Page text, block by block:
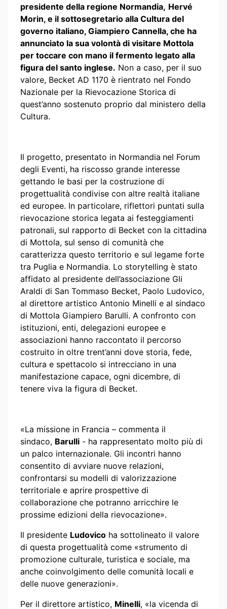
presidente della regione Normandia, Hervé
Morin, e il sottosegretario alla Cultura del
governo italiano, Giampiero Cannella, che ha
annunciato la sua volontà di visitare Mottola
per toccare con mano il fermento legato alla
figura del santo inglese. Non a caso, per il suo
valore, Becket AD 1170 è rientrato nel Fondo
Nazionale per la Rievocazione Storica di
quest’anno sostenuto proprio dal ministero della
Cultura.
Il progetto, presentato in Normandia nel Forum
degli Eventi, ha riscosso grande interesse
gettando le basi per la costruzione di
progettualità condivise con altre realtà italiane
ed europee. In particolare, riflettori puntati sulla
rievocazione storica legata ai festeggiamenti
patronali, sul rapporto di Becket con la cittadina
di Mottola, sul senso di comunità che
caratterizza questo territorio e sul legame forte
tra Puglia e Normandia. Lo storytelling è stato
affidato al presidente dell’associazione Gli
Araldi di San Tommaso Becket, Paolo Ludovico,
al direttore artistico Antonio Minelli e al sindaco
di Mottola Giampiero Barulli. A confronto con
istituzioni, enti, delegazioni europee e
associazioni hanno raccontato il percorso
costruito in oltre trent’anni dove storia, fede,
cultura e spettacolo si intrecciano in una
manifestazione capace, ogni dicembre, di
tenere viva la figura di Becket.
«La missione in Francia – commenta il
sindaco, Barulli - ha rappresentato molto più di
un palco internazionale. Gli incontri hanno
consentito di avviare nuove relazioni,
confrontarsi su modelli di valorizzazione
territoriale e aprire prospettive di
collaborazione che potranno arricchire le
prossime edizioni della rievocazione».
Il presidente Ludovico ha sottolineato il valore
di questa progettualità come «strumento di
promozione culturale, turistica e sociale, ma
anche coinvolgimento delle comunità locali e
delle nuove generazioni».
Per il direttore artistico, Minelli, «la vicenda di